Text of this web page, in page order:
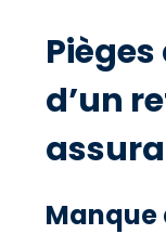
d’un
Manque